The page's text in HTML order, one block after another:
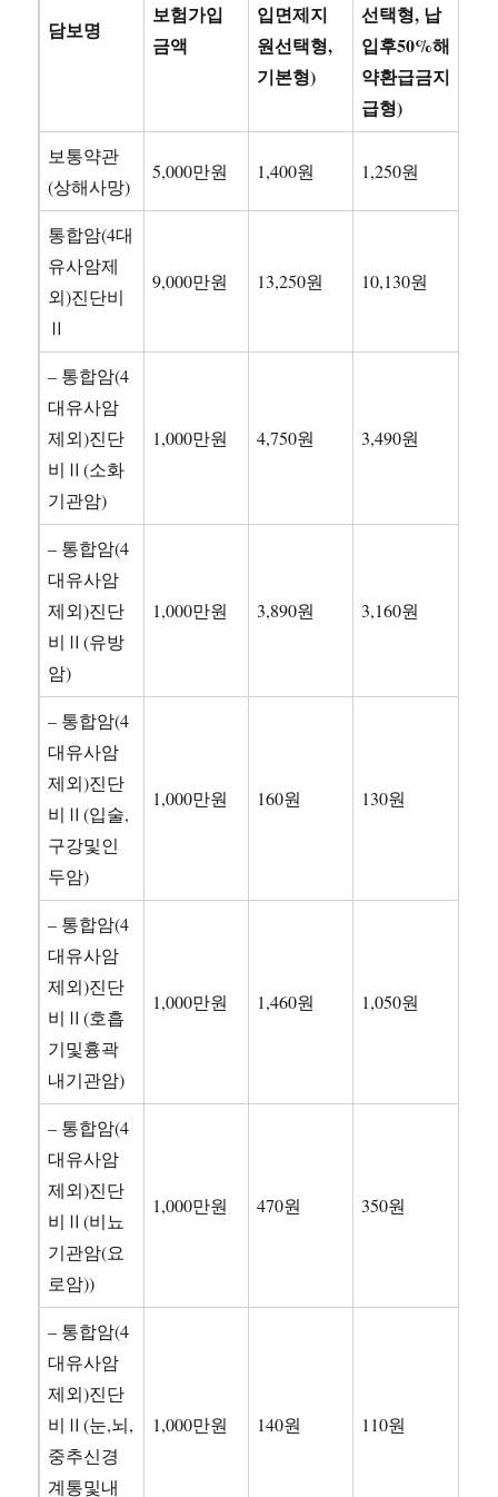
담보명
보험가입
금액
입면제지
원선택형,
기본형)
선택형, 납
입후50%해
약환급금지
급형)
보통약관
(상해사망)
5,000만원 1,400원 1,250원
통합암(4대
유사암제
외)진단비
Ⅱ
9,000만원 13,250원 10,130원
– 통합암(4
대유사암
제외)진단
비Ⅱ(소화
기관암)
1,000만원 4,750원 3,490원
– 통합암(4
대유사암
제외)진단
비Ⅱ(유방
암)
1,000만원 3,890원 3,160원
– 통합암(4
대유사암
제외)진단
비Ⅱ(입술,
구강및인
두암)
1,000만원 160원 130원
– 통합암(4
대유사암
제외)진단
비Ⅱ(호흡
기및흉곽
내기관암)
1,000만원 1,460원 1,050원
– 통합암(4
대유사암
제외)진단
비Ⅱ(비뇨
기관암(요
로암))
1,000만원 470원 350원
– 통합암(4
대유사암
제외)진단
비Ⅱ(눈,뇌,
중추신경
계통및내
1,000만원 140원 110원